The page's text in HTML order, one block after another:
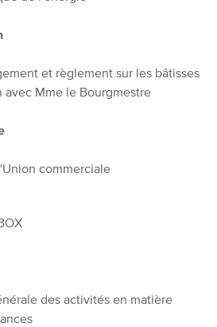
et règlement sur les bâtisses
avec Mme le Bourgmestre
commerciale
des activités en matière